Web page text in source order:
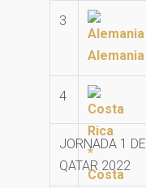
3
Alemania
4
Costa
JORNADA 1
QATAR 2022